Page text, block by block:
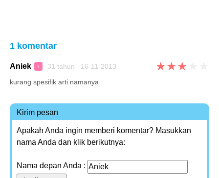
1 komentar
Aniek ♀ 31 tahun 16-11-2013 ★★★
kurang spesifik arti namanya
Kirim pesan
Apakah Anda ingin memberi komentar? Masukkan
nama Anda dan klik berikutnya:
Nama depan Anda :